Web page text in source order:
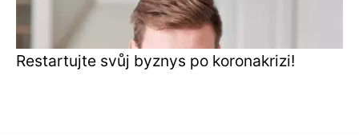
Restartujte svůj byznys po koronakrizi!